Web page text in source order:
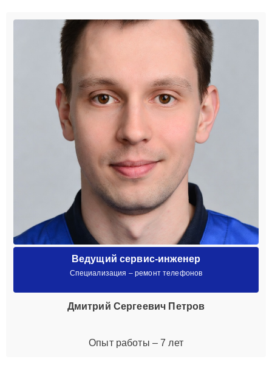
Ведущий сервис-инженер
Специализация – ремонт телефонов
Дмитрий Сергеевич Петров
Опыт работы – 7 лет